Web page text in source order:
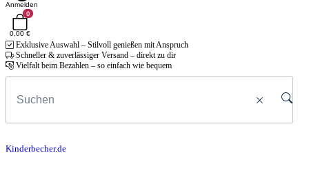
Anmelden
0
0,00 €
Exklusive Auswahl – Stilvoll genießen mit Anspruch
Schneller & zuverlässiger Versand – direkt zu dir
Vielfalt beim Bezahlen – so einfach wie bequem
Kinderbecher.de